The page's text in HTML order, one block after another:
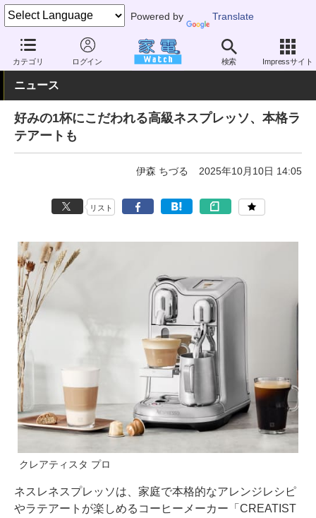
Powered by Translate
カテゴリ ログイン 検索 Impressサイト
家電 Watch 生活家電 キッチン家電 コーヒーメーカー
ニュース
好みの1杯にこだわれる高級ネスプレッソ、本格ラ
テアートも
伊森 ちづる 2025年10月10日 14:05
リスト
クレアティスタ プロ
ネスレネスプレッソは、家庭で本格的なアレンジレシピ
やラテアートが楽しめるコーヒーメーカー「CREATIST